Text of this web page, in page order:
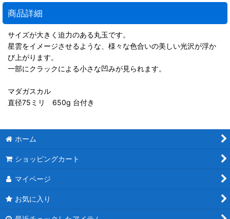
商品詳細
サイズが大きく迫力のある丸玉です。
星雲をイメージさせるような、様々な色合いの美しい光沢が浮か
び上がります。
一部にクラックによる小さな凹みが見られます。
マダガスカル
直径75ミリ 650g 台付き
ホーム
ショッピングカート
マイページ
お気に入り